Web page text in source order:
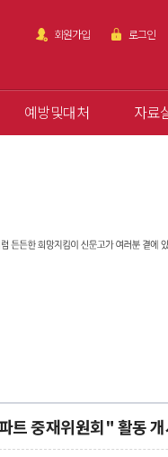
회원가입 로그인
예방및대처 자료
트 중재위원회" 활동